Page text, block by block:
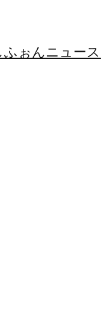
ふぉんニュース